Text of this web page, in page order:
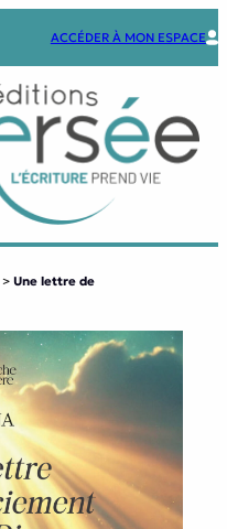
ACCÉDER À MON ESPACE
> Une lettre de